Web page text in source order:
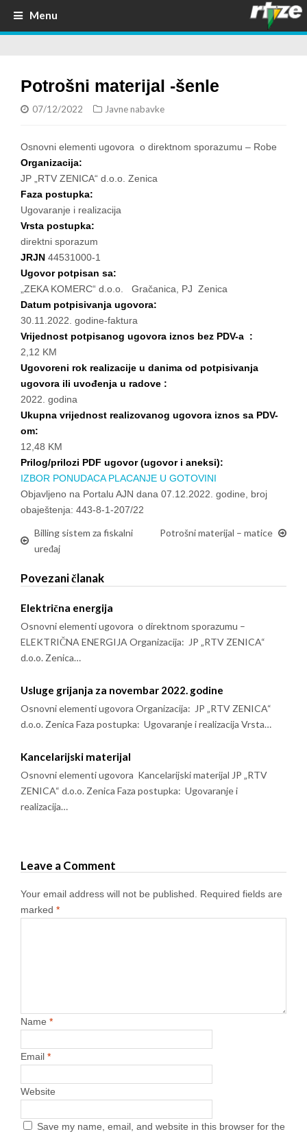
Menu
Potrošni materijal -šenle
07/12/2022 Javne nabavke
Osnovni elementi ugovora o direktnom sporazumu – Robe
Organizacija:
JP „RTV ZENICA“ d.o.o. Zenica
Faza postupka:
Ugovaranje i realizacija
Vrsta postupka:
direktni sporazum
JRJN 44531000-1
Ugovor potpisan sa:
„ZEKA KOMERC“ d.o.o. Gračanica, PJ Zenica
Datum potpisivanja ugovora:
30.11.2022. godine-faktura
Vrijednost potpisanog ugovora iznos bez PDV-a :
2,12 KM
Ugovoreni rok realizacije u danima od potpisivanja
ugovora ili uvođenja u radove :
2022. godina
Ukupna vrijednost realizovanog ugovora iznos sa PDV-
om:
12,48 KM
Prilog/prilozi PDF ugovor (ugovor i aneksi):
IZBOR PONUDACA PLACANJE U GOTOVINI
Objavljeno na Portalu AJN dana 07.12.2022. godine, broj
obaještenja: 443-8-1-207/22
Billing sistem za fiskalni
uređaj
Potrošni materijal – matice
Povezani članak
Električna energija
Osnovni elementi ugovora o direktnom sporazumu –
ELEKTRIČNA ENERGIJA Organizacija: JP „RTV ZENICA“
d.o.o. Zenica…
Usluge grijanja za novembar 2022. godine
Osnovni elementi ugovora Organizacija: JP „RTV ZENICA“
d.o.o. Zenica Faza postupka: Ugovaranje i realizacija Vrsta…
Kancelarijski materijal
Osnovni elementi ugovora Kancelarijski materijal JP „RTV
ZENICA“ d.o.o. Zenica Faza postupka: Ugovaranje i
realizacija…
Leave a Comment
Your email address will not be published.
Required fields are
marked *
Name *
Email *
Website
Save my name, email, and website in this browser for the